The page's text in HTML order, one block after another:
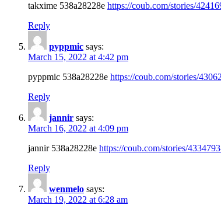
takxime 538a28228e https://coub.com/stories/
Reply
pyppmic says:
March 15, 2022 at 4:42 pm
pyppmic 538a28228e https://coub.com/stories/
Reply
jannir says:
March 16, 2022 at 4:09 pm
jannir 538a28228e https://coub.com/stories/
Reply
wenmelo says:
March 19, 2022 at 6:28 am